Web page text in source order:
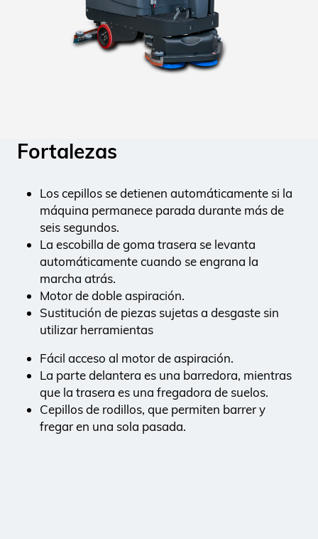
Fortalezas
Los cepillos se detienen automáticamente si la
máquina permanece parada durante más de
seis segundos.
La escobilla de goma trasera se levanta
automáticamente cuando se engrana la
marcha atrás.
Motor de doble aspiración.
Sustitución de piezas sujetas a desgaste sin
utilizar herramientas
Fácil acceso al motor de aspiración.
La parte delantera es una barredora, mientras
que la trasera es una fregadora de suelos.
Cepillos de rodillos, que permiten barrer y
fregar en una sola pasada.